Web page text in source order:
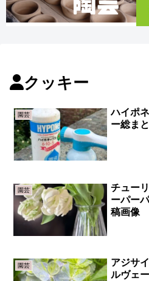
クッキー
園芸
ハイポ
ー総ま
園芸
チュー
ーパー
稿画像
園芸
アジサ
ルヴェ